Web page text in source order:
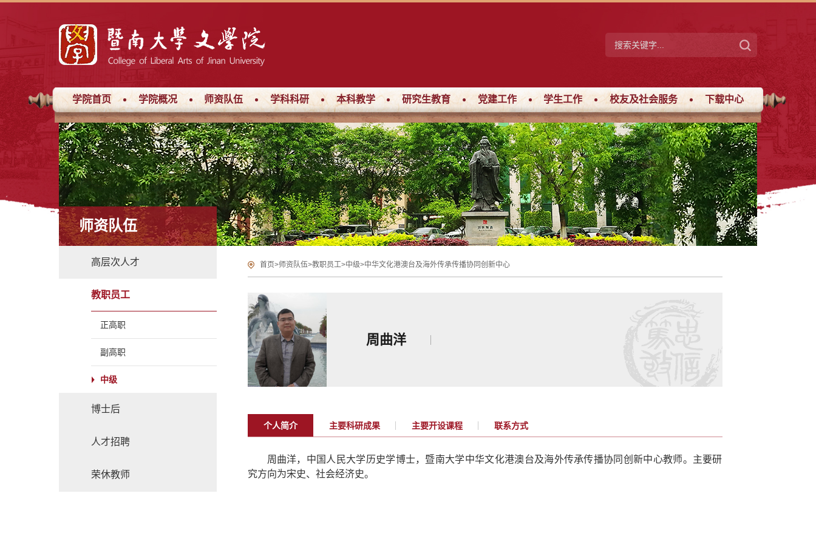
学院首页 学院概况 师资队伍 学科科研 本科教学 研究生教育 党建工作 学生工作 校友及社会服务 下载中心
师资队伍
高层次人才
教职员工
正高职
副高职
中级
博士后
人才招聘
荣休教师
首页>师资队伍>教职员工>中级>中华文化港澳台及海外传承传播协同创新中心
周曲洋
个人简介 主要科研成果 主要开设课程 联系方式
周曲洋，中国人民大学历史学博士，暨南大学中华文化港澳台及海外传承传播协同创新中心教师。主要研
究方向为宋史、社会经济史。